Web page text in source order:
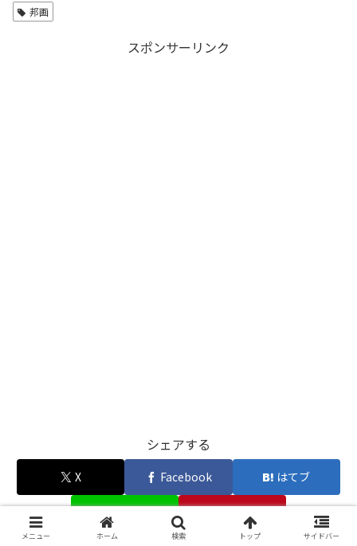
邦画
スポンサーリンク
シェアする
X Facebook はてブ
Pinterest
メニュー ホーム 検索 トップ サイドバー